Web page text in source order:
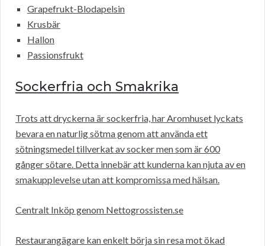
Grapefrukt-Blodapelsin
Krusbär
Hallon
Passionsfrukt
Sockerfria och Smakrika
Trots att dryckerna är sockerfria, har Aromhuset lyckats
bevara en naturlig sötma genom att använda ett
sötningsmedel tillverkat av socker men som är 600
gånger sötare. Detta innebär att kunderna kan njuta av en
smakupplevelse utan att kompromissa med hälsan.
Centralt Inköp genom Nettogrossisten.se
Restaurangägare kan enkelt börja sin resa mot ökad